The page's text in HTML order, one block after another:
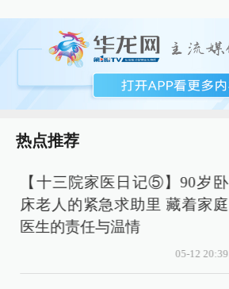
热点推荐
【十三院家医日记⑤】90岁卧
床老人的紧急求助里 藏着家庭
医生的责任与温情
05-12 20:39